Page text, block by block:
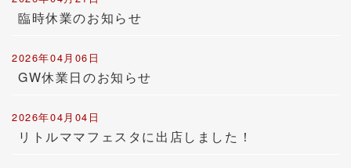
臨時休業のお知らせ
2026年04月06日
GW休業日のお知らせ
2026年04月04日
リトルママフェスタに出店しました！